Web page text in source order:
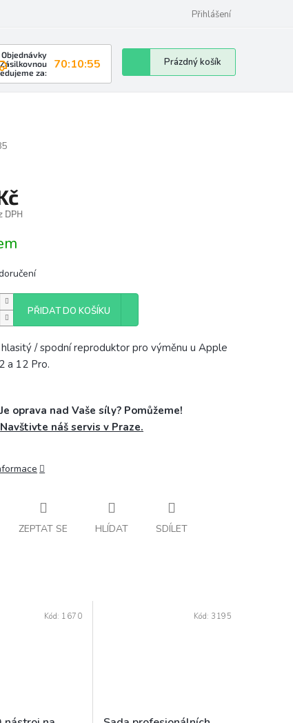
Přihlášení
Objednávky
Zásilkovnou
za:
70:10:54
Nákupní
košík
Prázdný košík
DPH
PŘIDAT DO KOŠÍKU
hlasitý / spodní reproduktor pro výměnu u Apple
a 12 Pro.
Je oprava nad Vaše síly? Pomůžeme!
Navštivte náš servis v Praze.
ZEPTAT SE HLÍDAT SDÍLET
Kód: 1670 Kód: 3195